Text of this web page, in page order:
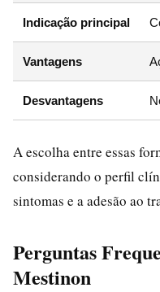
Indicação principal
Vantagens
Desvantagens
A escolha entre essas
considerando o perfil
sintomas e a adesão ao
Perguntas
Mestinon